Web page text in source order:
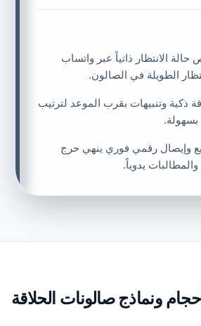
الانتظار ذاتياً عبر واتساب
الطويلة في الصالون.
ذكية وتنبيهات بقرب الموعد لترتيب
بسهولة.
وإيصال رقمي فوري ينهي حرج
يدوياً.
ونماذج صالونات الحلاقة